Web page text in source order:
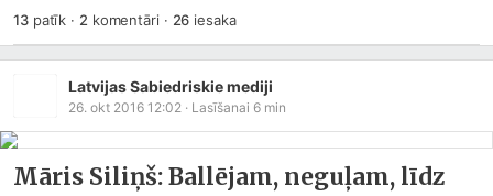
13patīk · 2 komentāri · 26 iesaka
Latvijas Sabiedriskie mediji
26. okt 2016 12:02 · Lasīšanai 6 min
Māris Siliņš: Ballējam, neguļam, līdz